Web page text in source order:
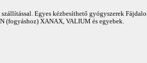
Egyes kézbesíthető gyógyszerek
(fogyáshoz) XANAX, VALIUM és egyebek.